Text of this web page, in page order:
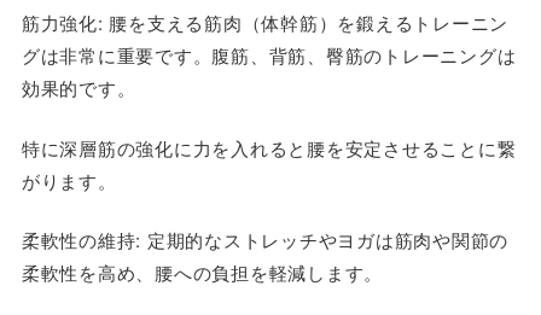
筋力強化: 腰を支える筋肉（体幹筋）を鍛えるトレーニン
グは非常に重要です。腹筋、背筋、臀筋のトレーニングは
効果的です。
特に深層筋の強化に力を入れると腰を安定させることに繋
がります。
柔軟性の維持: 定期的なストレッチやヨガは筋肉や関節の
柔軟性を高め、腰への負担を軽減します。